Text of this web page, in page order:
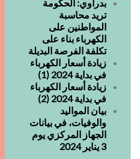
بدراوي: الحكومة
تريد محاسبة
المواطنين على
الكهرباء بناء على
تكلفة الفرصة البديلة
زيادة أسعار الكهرباء
في بداية 2024 (1)
زيادة أسعار الكهرباء
في بداية 2024 (2)
بيان المواليد
والوفيات، في بيانات
الجهاز المركزي يوم
3 يناير 2024